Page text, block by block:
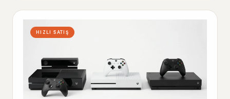
HIZLI SATIŞ